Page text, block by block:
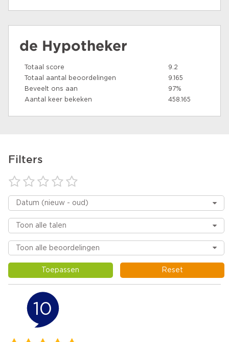
de Hypotheker
Totaal score
9.2
Totaal aantal beoordelingen
9.165
Beveelt ons aan
97%
Aantal keer bekeken
458.165
Filters
Toepassen Reset
10